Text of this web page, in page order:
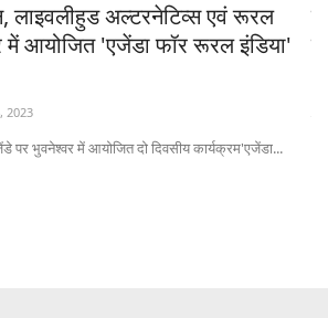
अल्टरनेटिव्स एवं रूरल
में आयोजित 'एजेंडा फॉर रूरल इंडिया'
2023
पर भुवनेश्वर में आयोजित दो दिवसीय कार्यक्रम'एजेंडा...